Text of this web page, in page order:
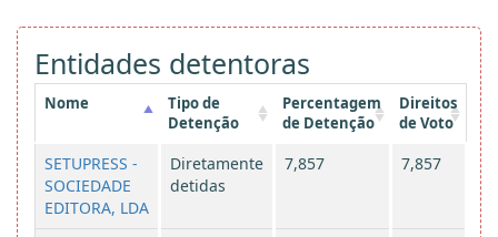
Entidades detentoras
Nome
Tipo de
Detenção
Percentagem
de Detenção
Direitos
de Voto
SETUPRESS -
SOCIEDADE
EDITORA, LDA
Diretamente
detidas
7,857 7,857